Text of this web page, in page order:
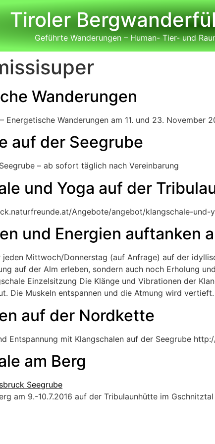
Tiroler
Geführte Wanderungen – Human- Tier- und
Wanderungen
Energetische Wanderungen am 11. und 23. November
auf der Seegrube
– ab sofort täglich nach Vereinbarung
und Yoga auf der
Angebote/angebot/klangschale-
und Energien auftanken
Mittwoch/Donnerstag (auf Anfrage) auf der
auf der Alm erleben, sondern auch noch Erholung
Einzelsitzung Die Klänge und Vibrationen der
Die Muskeln entspannen und die Atmung wird
auf der Nordkette
Entspannung mit Klangschalen auf der Seegrube
am Berg
am 9.-10.7.2016 auf der Tribulaunhütte im